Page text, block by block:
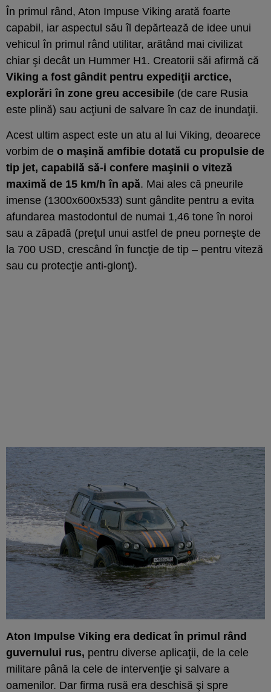
În primul rând, Aton Impuse Viking arată foarte
capabil, iar aspectul său îl depărtează de idee unui
vehicul în primul rând utilitar, arătând mai civilizat
chiar şi decât un Hummer H1. Creatorii săi afirmă că
Viking a fost gândit pentru expediţii arctice,
explorări în zone greu accesibile (de care Rusia
este plină) sau acţiuni de salvare în caz de inundaţii.
Acest ultim aspect este un atu al lui Viking, deoarece
vorbim de o maşină amfibie dotată cu propulsie de
tip jet, capabilă să-i confere maşinii o viteză
maximă de 15 km/h în apă. Mai ales că pneurile
imense (1300x600x533) sunt gândite pentru a evita
afundarea mastodontul de numai 1,46 tone în noroi
sau a zăpadă (preţul unui astfel de pneu porneşte de
la 700 USD, crescând în funcţie de tip – pentru viteză
sau cu protecţie anti-glonţ).
Aton Impulse Viking era dedicat în primul rând
guvernului rus, pentru diverse aplicaţii, de la cele
militare până la cele de intervenţie şi salvare a
oamenilor. Dar firma rusă era deschisă şi spre